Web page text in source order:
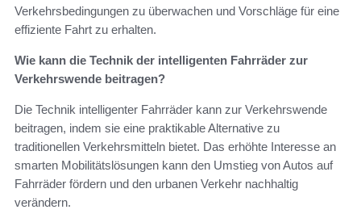
Verkehrsbedingungen zu überwachen und Vorschläge für eine
effiziente Fahrt zu erhalten.
Wie kann die Technik der intelligenten Fahrräder zur
Verkehrswende beitragen?
Die Technik intelligenter Fahrräder kann zur Verkehrswende
beitragen, indem sie eine praktikable Alternative zu
traditionellen Verkehrsmitteln bietet. Das erhöhte Interesse an
smarten Mobilitätslösungen kann den Umstieg von Autos auf
Fahrräder fördern und den urbanen Verkehr nachhaltig
verändern.